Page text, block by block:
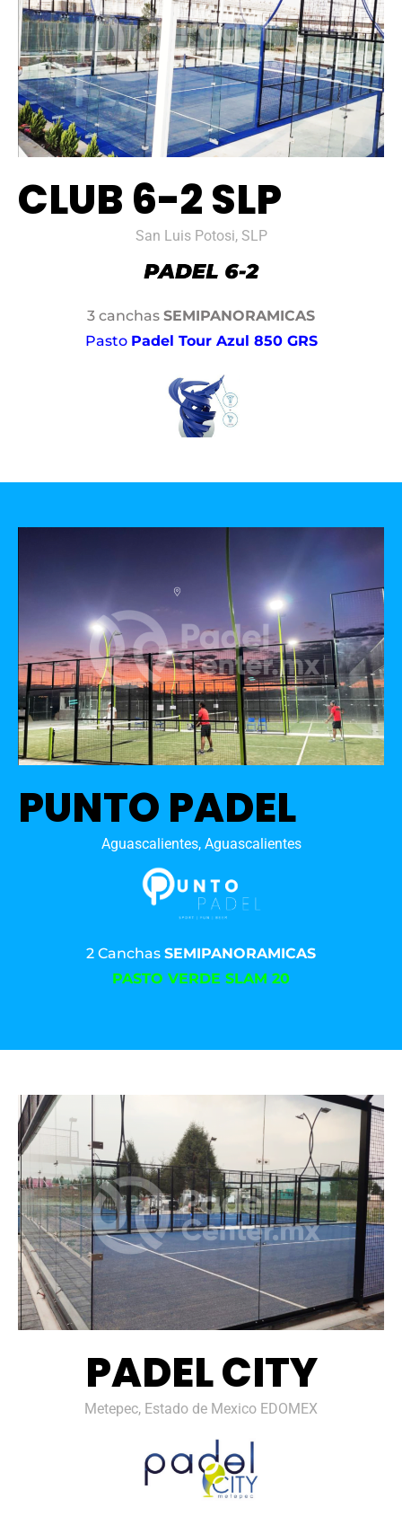
CLUB 6-2 SLP
San Luis Potosi, SLP
3 canchas SEMIPANORAMICAS
Pasto Padel Tour Azul 850 GRS
PUNTO PADEL
Aguascalientes, Aguascalientes
2 Canchas SEMIPANORAMICAS
PASTO VERDE SLAM 20
PADEL CITY
Metepec, Estado de Mexico EDOMEX